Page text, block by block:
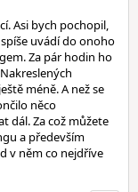
Asi bych pochopil,
uvádí do onoho
Za pár hodin ho
méně. A než se
něco
dál. Za což můžete
a především
v něm co nejdříve